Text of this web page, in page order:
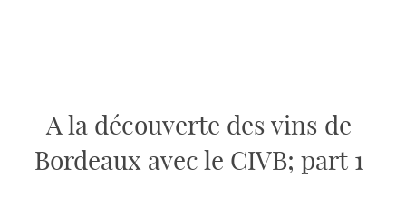
A la découverte des vins de
Bordeaux avec le CIVB; part 1